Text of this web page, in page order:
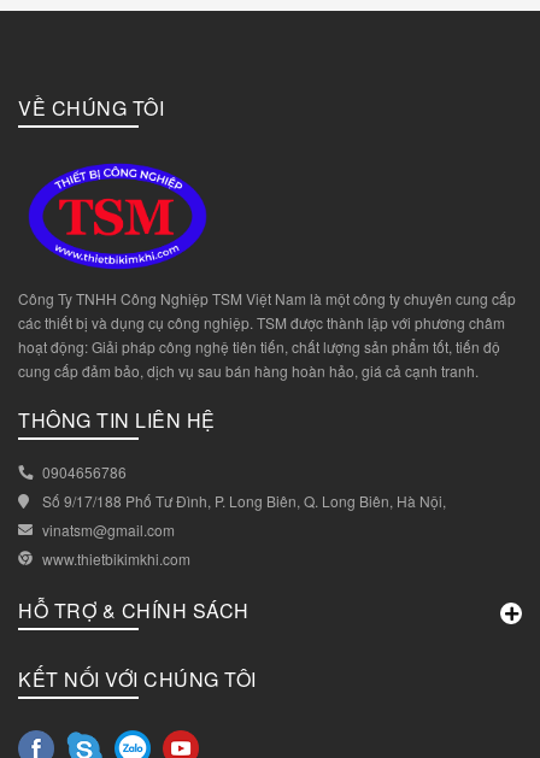
Đài Loan
Bulgary
VỀ CHÚNG TÔI
Công Ty TNHH Công Nghiệp TSM Việt Nam là một công ty chuyên cung cấp
các thiết bị và dụng cụ công nghiệp. TSM được thành lập với phương châm
hoạt động: Giải pháp công nghệ tiên tiến, chất lượng sản phẩm tốt, tiến độ
cung cấp đảm bảo, dịch vụ sau bán hàng hoàn hảo, giá cả cạnh tranh.
THÔNG TIN LIÊN HỆ
0904656786
Số 9/17/188 Phố Tư Đình, P. Long Biên, Q. Long Biên, Hà Nội,
vinatsm@gmail.com
www.thietbikimkhi.com
HỖ TRỢ & CHÍNH SÁCH
KẾT NỐI VỚI CHÚNG TÔI